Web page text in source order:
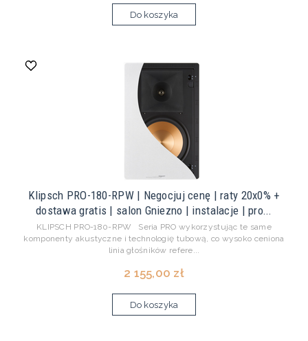
Do koszyka
Klipsch PRO-180-RPW | Negocjuj cenę | raty 20x0% +
dostawa gratis | salon Gniezno | instalacje | pro...
KLIPSCH PRO-180-RPW Seria PRO wykorzystując te same
komponenty akustyczne i technologię tubową, co wysoko ceniona
linia głośników refere...
2 155,00 zł
Do koszyka